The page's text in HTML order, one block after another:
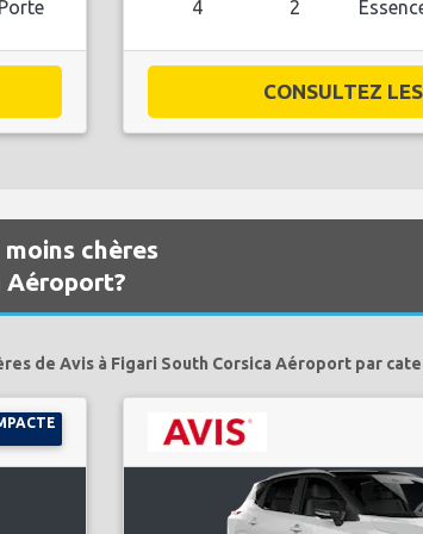
4 2
CONSULTEZ
chères
Aéroport?
de Avis à Figari South Corsica Aéroport par